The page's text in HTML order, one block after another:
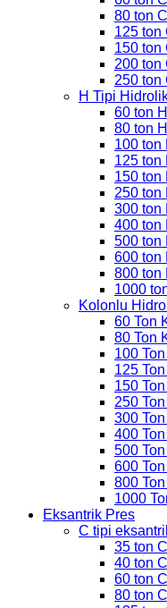
80 ton
125 ton
150 ton
200 ton
250 ton
H Tipi
60 ton
80 ton
100 ton
125 ton
150 ton
250 ton
300 ton
400 ton
500 ton
600 ton
800 ton
1000
Kolonlu
60 Ton
80 Ton
100
125
150
250
300
400
500
600
800
1000
Eksantrik Pres
C tipi
35 ton
40 ton
60 ton
80 ton